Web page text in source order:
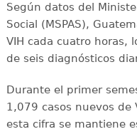
Según datos del
Social (MSPAS),
VIH cada cuatro horas,
de seis diagnósticos
Durante el primer
1,079 casos nuevos de
esta cifra se mantiene